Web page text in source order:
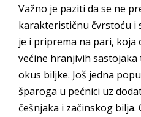
Važno je paziti da se ne
karakterističnu čvrstoću i
je i priprema na pari, koja
većine hranjivih
okus biljke. Još jedna
šparoga u pećnici uz
češnjaka i začinskog bilja.